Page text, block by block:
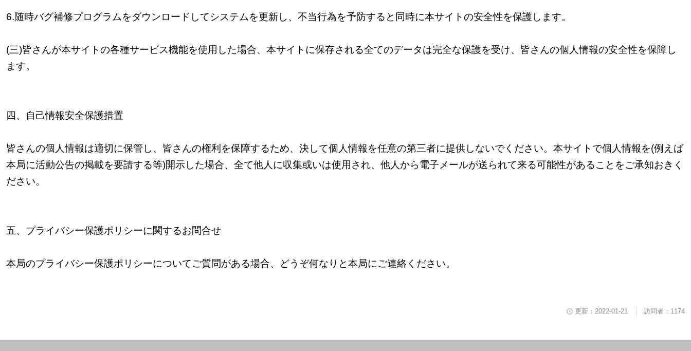
6.随時バグ補修プログラムをダウンロードしてシステムを更新し、不当行為を予防すると同時に本サイトの安全性を保護します。
(三)皆さんが本サイトの各種サービス機能を使用した場合、本サイトに保存される全てのデータは完全な保護を受け、皆さんの個人情報の安全性を保障し
ます。
四、 自己情報安全保護措置
皆さんの個人情報は適切に保管し、皆さんの権利を保障するため、決して個人情報を任意の第三者に提供しないでください。本サイトで個人情報を(例えば
本局に活動公告の掲載を要請する等)開示した場合、全て他人に収集或いは使用され、他人から電子メールが送られて来る可能性があることをご承知おきく
ださい。
五、 プライバシー保護ポリシーに関するお問合せ
本局のプライバシー保護ポリシーについてご質問がある場合、どうぞ何なりと本局にご連絡ください。
更新：2022-01-21 訪問者：1174